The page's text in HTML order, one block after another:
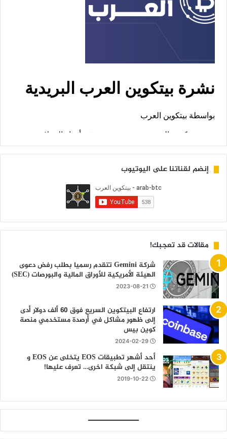
إنضم لقناتنا على اليوتيوب
مقالات قد تعجبك!
شركة Gemini تتقدم رسميا بطلب رفض دعوى
الهيئة الأمريكية للأوراق المالية والبورصات (SEC)
2023-08-21
ارتفاع البيتكوين السريع فوق 60 ألف دولار أدى
إلى ظهور مشاكل في أرصدة مستخدمي منصة
كوين بيس
2024-02-29
أحد أشهر تطبيقات EOS يتخلى عن EOS و
ينتقل إلى شبكة اخرى… تعرف عليها!
2019-10-22